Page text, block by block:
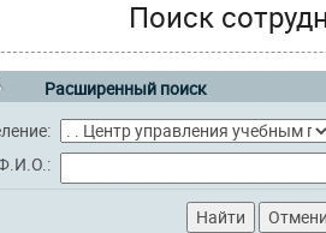
Поиск
Расширенный поиск